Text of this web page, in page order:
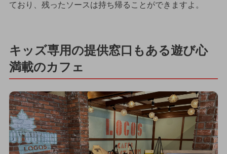
ており、残ったソースは持ち帰ることができますよ。
キッズ専用の提供窓口もある遊び心
満載のカフェ